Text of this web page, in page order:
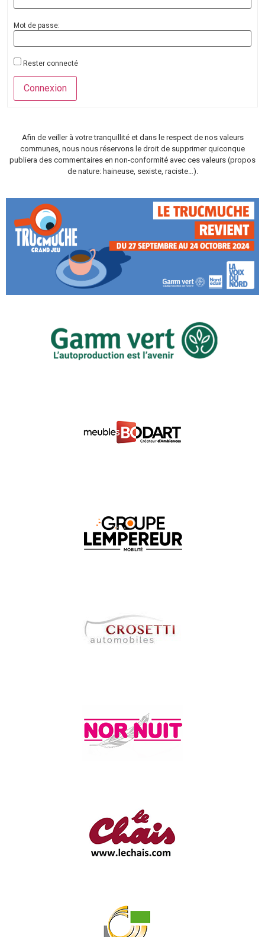
Mot de passe:
Rester connecté
Connexion
Afin de veiller à votre tranquillité et dans le respect de nos valeurs
communes, nous nous réservons le droit de supprimer quiconque
publiera des commentaires en non-conformité avec ces valeurs (propos
de nature: haineuse, sexiste, raciste…).